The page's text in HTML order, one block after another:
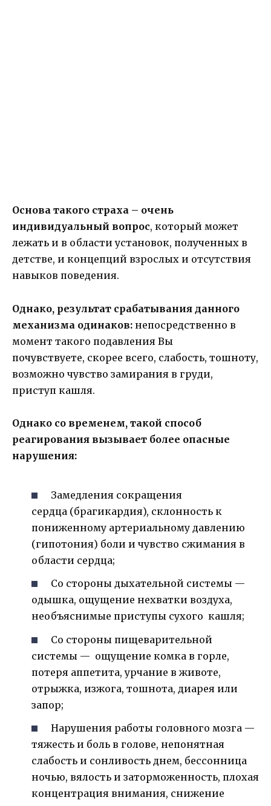
Основа такого страха – очень
индивидуальный вопрос, который может
лежать и в области установок, полученных в
детстве, и концепций взрослых и отсутствия
навыков поведения.
Однако, результат срабатывания данного
механизма одинаков: непосредственно в
момент такого подавления Вы
почувствуете, скорее всего, слабость, тошноту,
возможно чувство замирания в груди,
приступ кашля.
Однако со временем, такой способ
реагирования вызывает более опасные
нарушения:
Замедления сокращения
сердца (брагикардия), склонность к
пониженному артериальному давлению
(гипотония) боли и чувство сжимания в
области сердца;
Со стороны дыхательной системы —
одышка, ощущение нехватки воздуха,
необъяснимые приступы сухого кашля;
Со стороны пищеварительной
системы — ощущение комка в горле,
потеря аппетита, урчание в животе,
отрыжка, изжога, тошнота, диарея или
запор;
Нарушения работы головного мозга —
тяжесть и боль в голове, непонятная
слабость и сонливость днем, бессонница
ночью, вялость и заторможенность, плохая
концентрация внимания, снижение